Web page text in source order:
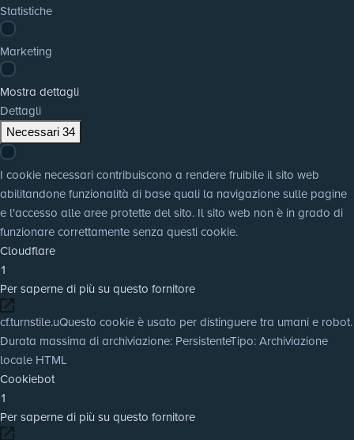
Statistiche
Marketing
Mostra dettagli
Dettagli
Necessari 34
I cookie necessari contribuiscono a rendere fruibile il sito web
abilitandone funzionalità di base quali la navigazione sulle pagine
e l'accesso alle aree protette del sito. Il sito web non è in grado di
funzionare correttamente senza questi cookie.
Cloudflare
1
Per saperne di più su questo fornitore
cf.turnstile.uQuesto cookie è usato per distinguere tra umani e robot.
Durata massima di archiviazione: PersistenteTipo: Archiviazione
locale HTML
Cookiebot
1
Per saperne di più su questo fornitore